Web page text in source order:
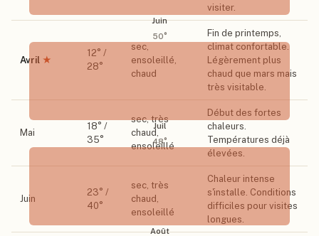
Juin
50°
Juil
48°
Août
visiter.
Avril ★
12° /
28°
sec,
ensoleillé,
chaud
Fin de printemps,
climat confortable.
Légèrement plus
chaud que mars mais
très visitable.
Mai
18° /
35°
sec, très
chaud,
ensoleillé
Début des fortes
chaleurs.
Températures déjà
élevées.
Juin
23° /
40°
sec, très
chaud,
ensoleillé
Chaleur intense
s'installe. Conditions
difficiles pour visites
longues.